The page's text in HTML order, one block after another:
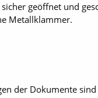
geöffnet und
Metallklammer.
der Dokumente